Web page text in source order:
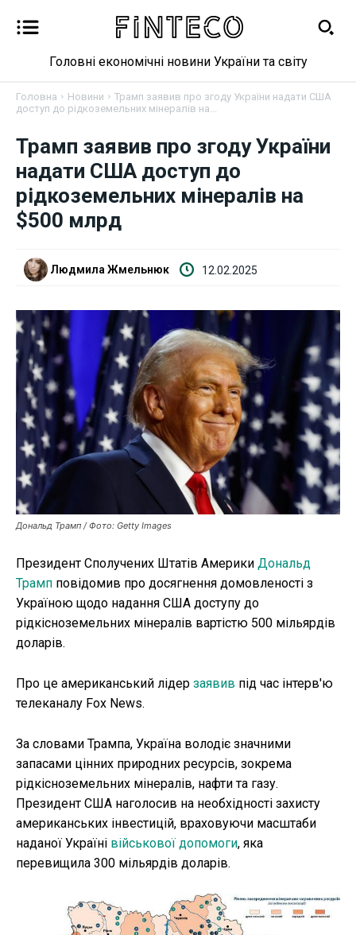
Новини
Бізнес
Криптовалюта
Робота і освіта
Публікації
ФОП
Курс валют
Головні економічні новини України та світу
Головна Новини
Трамп заявив про згоду України надати США
доступ до рідкоземельних мінералів на...
Трамп заявив про згоду України
надати США доступ до
рідкоземельних мінералів на
$500 млрд
Людмила Жмельнюк 12.02.2025
Дональд Трамп / Фото: Getty Images
Президент Сполучених Штатів Америки Дональд
Трамп повідомив про досягнення домовленості з
Україною щодо надання США доступу до
рідкісноземельних мінералів вартістю 500 мільярдів
доларів.
Про це американський лідер заявив під час інтерв'ю
телеканалу Fox News.
За словами Трампа, Україна володіє значними
запасами цінних природних ресурсів, зокрема
рідкісноземельних мінералів, нафти та газу.
Президент США наголосив на необхідності захисту
американських інвестицій, враховуючи масштаби
наданої Україні військової допомоги, яка
перевищила 300 мільярдів доларів.